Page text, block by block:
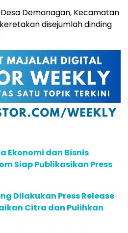
Demanagan, Kecamatan
disejumlah dinding
Ekonomi dan Bisnis
Siap Publikasikan Press
Dilakukan Press Release
Citra dan Pulihkan